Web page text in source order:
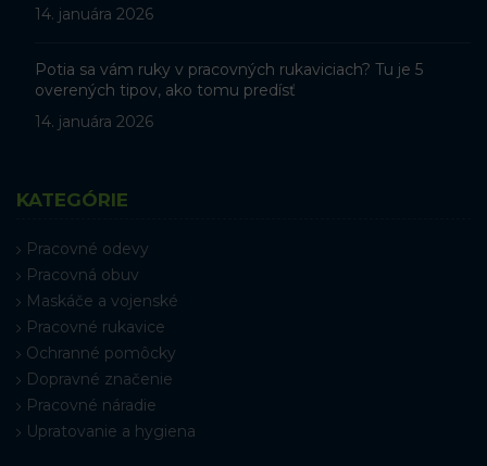
14. januára 2026
Potia sa vám ruky v pracovných rukaviciach? Tu je 5
overených tipov, ako tomu predísť
14. januára 2026
KATEGÓRIE
Pracovné odevy
Pracovná obuv
Maskáče a vojenské
Pracovné rukavice
Ochranné pomôcky
Dopravné značenie
Pracovné náradie
Upratovanie a hygiena